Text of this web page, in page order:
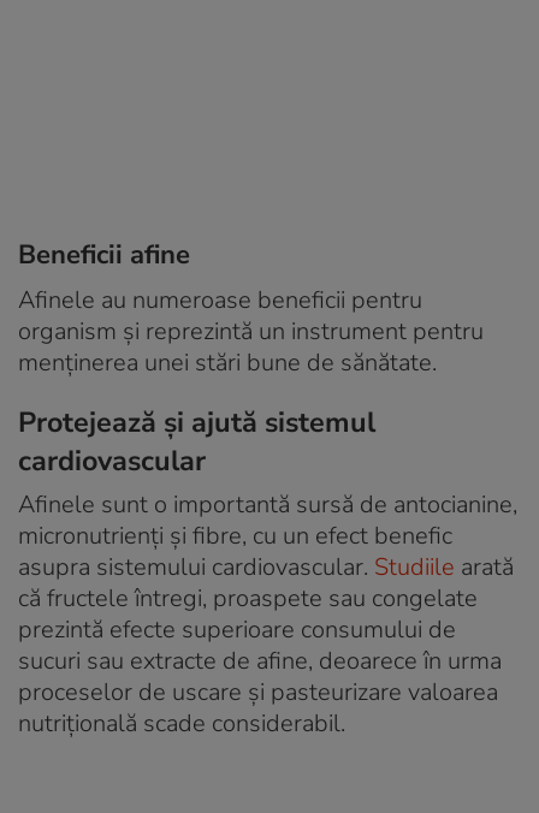
Beneficii afine
Afinele au numeroase beneficii pentru
organism și reprezintă un instrument pentru
menținerea unei stări bune de sănătate.
Protejează și ajută sistemul
cardiovascular
Afinele sunt o importantă sursă de antocianine,
micronutrienți și fibre, cu un efect benefic
asupra sistemului cardiovascular. Studiile arată
că fructele întregi, proaspete sau congelate
prezintă efecte superioare consumului de
sucuri sau extracte de afine, deoarece în urma
proceselor de uscare și pasteurizare valoarea
nutrițională scade considerabil.